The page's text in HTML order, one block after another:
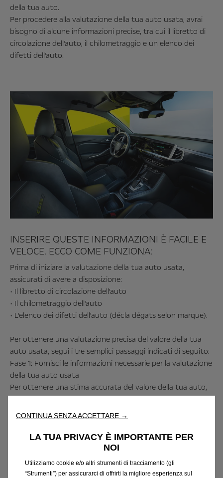
della tua auto.
Per procedere alla valutazione della tua auto usata, avrai
bisogno di alcune informazioni precise, tra cui il libretto di
circolazione dell'auto, il chilometraggio e un elenco dei
difetti dell'auto.
INSERIRE QUESTE INFORMAZIONI È FACILE E
VELOCE. ECCO COME FUNZIONA:
Prima di iniziare la valutazione della tua auto usata,
assicurati di avere a disposizione:
• Il libretto di circolazione dell'auto
• Il chilometraggio dell'auto
• L'elenco dei difetti dell'auto (décla dégats selon marque).
Per ottenere una valutazione precisa del valore della tua
auto usata, segui i tre semplici passaggi indicati di seguito:
Fase 1: Fornisci le informazioni necessarie per la valutazione
della tua auto usata
Per ottenere una stima accurata del valore della tua auto,
richiederà meno di 5 minuti! Dovrai fornire il libretto di
fornirci alcune informazioni sul modello, come la versione,
l'anno di immatricolazione, il tipo di carburante e la potenza
del motore.
CONTINUA SENZA ACCETTARE →
LA TUA PRIVACY È IMPORTANTE PER
NOI
Utilizziamo cookie e/o altri strumenti di tracciamento (gli
“Strumenti”) per assicurarci di offrirti la migliore esperienza sul